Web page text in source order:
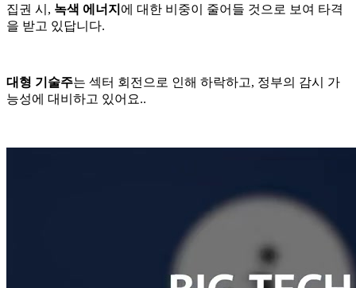
집권 시, 녹색 에너지 에 대한 비중이 줄어들 것으로 보여 타격
을 받고 있답니다.
대형 기술주는 섹터 회전으로 인해 하락하고, 정부의 감시 가
능성에 대비하고 있어요..